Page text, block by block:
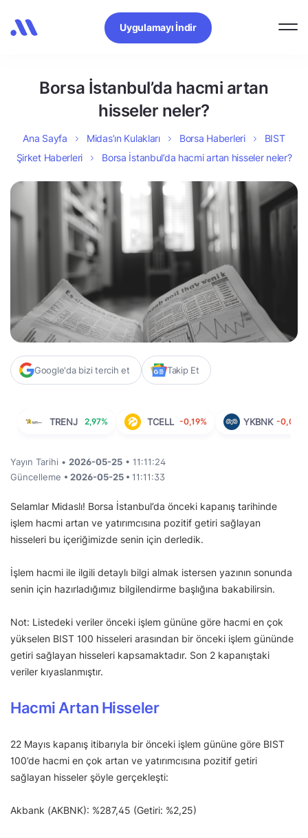
Uygulamayı İndir
Borsa İstanbul’da hacmi artan
hisseler neler?
Ana Sayfa Midas’ın Kulakları Borsa Haberleri
BIST
Şirket Haberleri
Borsa İstanbul’da hacmi artan hisseler neler?
Google'da bizi tercih et Takip Et
TRENJ 2,97% TCELL -0,19% YKBNK -0,06%
Yayın Tarihi • 2026-05-25 • 11:11:24
Güncelleme • 2026-05-25 • 11:11:33
Selamlar Midaslı! Borsa İstanbul’da önceki kapanış tarihinde
işlem hacmi artan ve yatırımcısına pozitif getiri sağlayan
hisseleri bu içeriğimizde senin için derledik.
İşlem hacmi ile ilgili detaylı bilgi almak istersen yazının sonunda
senin için hazırladığımız bilgilendirme başlığına bakabilirsin.
Not: Listedeki veriler önceki işlem gününe göre hacmi en çok
yükselen BIST 100 hisseleri arasından bir önceki işlem gününde
getiri sağlayan hisseleri kapsamaktadır. Son 2 kapanıştaki
veriler kıyaslanmıştır.
Hacmi Artan Hisseler
22 Mayıs kapanış itibarıyla bir önceki işlem gününe göre BIST
100’de hacmi en çok artan ve yatırımcısına pozitif getiri
sağlayan hisseler şöyle gerçekleşti:
Akbank (AKBNK): %287,45 (Getiri: %2,25)